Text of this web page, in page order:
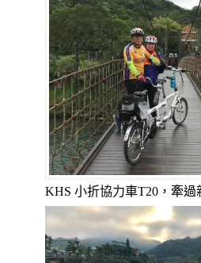
KHS 小折協力車T20，牽過